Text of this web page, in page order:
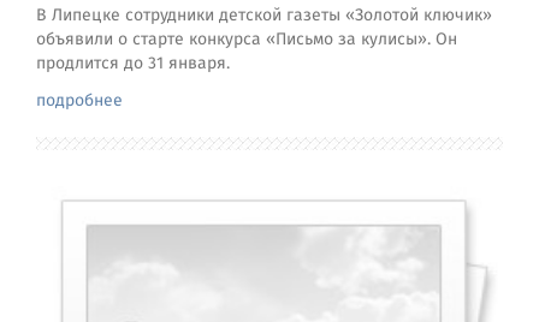
В Липецке сотрудники детской газеты «Золотой ключик»
объявили о старте конкурса «Письмо за кулисы». Он
продлится до 31 января.
подробнее